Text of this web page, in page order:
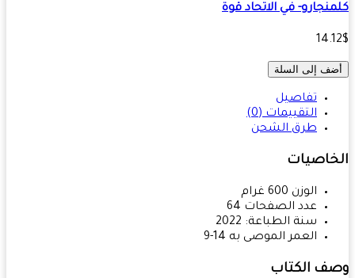
في الاتحاد قوة
إلى السلة
تفاصيل
التقييمات (0)
طرق الشحن
الوزن 600
غرام
عدد الصفحات 64
سنة الطباعة: 2022
العمر الموصى به 14-9
الكتاب